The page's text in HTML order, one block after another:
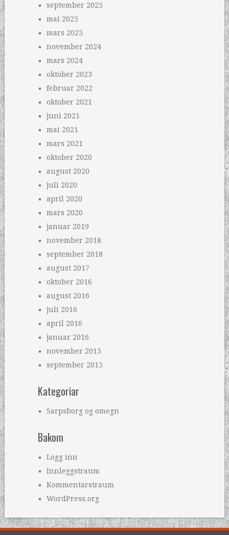
september 2025
mai 2025
mars 2025
november 2024
mars 2024
oktober 2023
februar 2022
oktober 2021
juni 2021
mai 2021
mars 2021
oktober 2020
august 2020
juli 2020
april 2020
mars 2020
januar 2019
november 2018
september 2018
august 2017
oktober 2016
august 2016
juli 2016
april 2016
januar 2016
november 2015
september 2015
Kategoriar
Sarpsborg og omegn
Bakom
Logg inn
Innleggstraum
Kommentarstraum
WordPress.org